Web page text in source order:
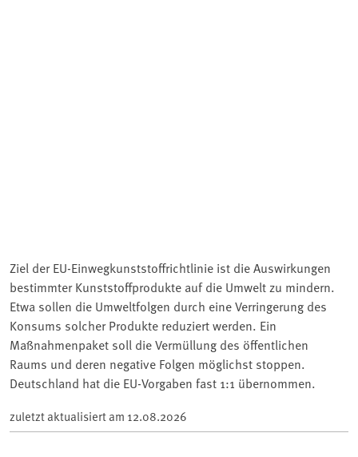
Ziel der EU-Einwegkunststoffrichtlinie ist die Auswirkungen
bestimmter Kunststoffprodukte auf die Umwelt zu mindern.
Etwa sollen die Umweltfolgen durch eine Verringerung des
Konsums solcher Produkte reduziert werden. Ein
Maßnahmenpaket soll die Vermüllung des öffentlichen
Raums und deren negative Folgen möglichst stoppen.
Deutschland hat die EU-Vorgaben fast 1:1 übernommen.
zuletzt aktualisiert am 12.08.2026